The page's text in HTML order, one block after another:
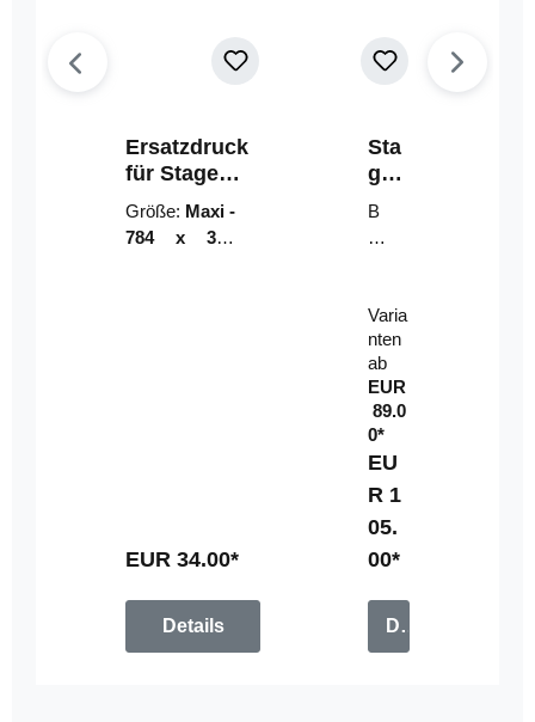
Ersatzdruck
für Stage
Riser
Größe: Maxi -
784 x 314
EUR 34.00*
Details
Sta
geri
ser-
LE
D-
el
B
un
mi
t
Fe
rn
be
di
en
u
n
g
Varia
nten
ab
EUR
89.0
0*
EU
R 1
05.
00*
Details